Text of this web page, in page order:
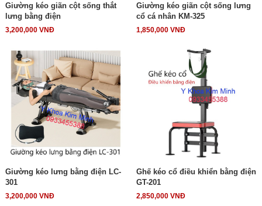
Giường kéo giãn cột sống thắt
lưng bằng điện
3,200,000 VNĐ
Giường kéo giãn cột sống lưng
cổ cá nhân KM-325
1,850,000 VNĐ
Giường kéo lưng bằng điện LC-
301
3,200,000 VNĐ
Ghế kéo cổ điều khiển bằng điện
GT-201
2,850,000 VNĐ